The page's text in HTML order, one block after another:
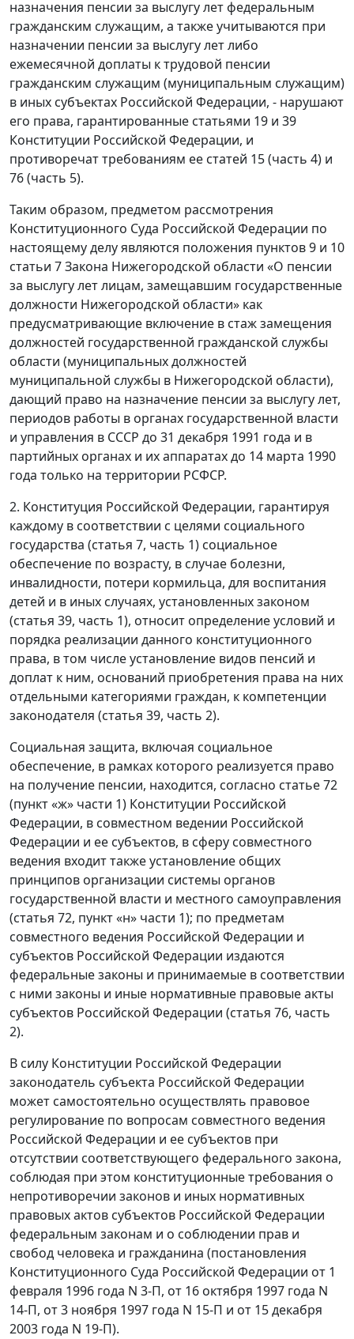
назначения пенсии за выслугу лет федеральным
гражданским служащим, а также учитываются при
назначении пенсии за выслугу лет либо
ежемесячной доплаты к трудовой пенсии
гражданским служащим (муниципальным служащим)
в иных субъектах Российской Федерации, - нарушают
его права, гарантированные статьями 19 и 39
Конституции Российской Федерации, и
противоречат требованиям ее статей 15 (часть 4) и
76 (часть 5).
Таким образом, предметом рассмотрения
Конституционного Суда Российской Федерации по
настоящему делу являются положения пунктов 9 и 10
статьи 7 Закона Нижегородской области «О пенсии
за выслугу лет лицам, замещавшим государственные
должности Нижегородской области» как
предусматривающие включение в стаж замещения
должностей государственной гражданской службы
области (муниципальных должностей
муниципальной службы в Нижегородской области),
дающий право на назначение пенсии за выслугу лет,
периодов работы в органах государственной власти
и управления в СССР до 31 декабря 1991 года и в
партийных органах и их аппаратах до 14 марта 1990
года только на территории РСФСР.
2. Конституция Российской Федерации, гарантируя
каждому в соответствии с целями социального
государства (статья 7, часть 1) социальное
обеспечение по возрасту, в случае болезни,
инвалидности, потери кормильца, для воспитания
детей и в иных случаях, установленных законом
(статья 39, часть 1), относит определение условий и
порядка реализации данного конституционного
права, в том числе установление видов пенсий и
доплат к ним, оснований приобретения права на них
отдельными категориями граждан, к компетенции
законодателя (статья 39, часть 2).
Социальная защита, включая социальное
обеспечение, в рамках которого реализуется право
на получение пенсии, находится, согласно статье 72
(пункт «ж» части 1) Конституции Российской
Федерации, в совместном ведении Российской
Федерации и ее субъектов, в сферу совместного
ведения входит также установление общих
принципов организации системы органов
государственной власти и местного самоуправления
(статья 72, пункт «н» части 1); по предметам
совместного ведения Российской Федерации и
субъектов Российской Федерации издаются
федеральные законы и принимаемые в соответствии
с ними законы и иные нормативные правовые акты
субъектов Российской Федерации (статья 76, часть
2).
В силу Конституции Российской Федерации
законодатель субъекта Российской Федерации
может самостоятельно осуществлять правовое
регулирование по вопросам совместного ведения
Российской Федерации и ее субъектов при
отсутствии соответствующего федерального закона,
соблюдая при этом конституционные требования о
непротиворечии законов и иных нормативных
правовых актов субъектов Российской Федерации
федеральным законам и о соблюдении прав и
свобод человека и гражданина (постановления
Конституционного Суда Российской Федерации от 1
февраля 1996 года N 3-П, от 16 октября 1997 года N
14-П, от 3 ноября 1997 года N 15-П и от 15 декабря
2003 года N 19-П).